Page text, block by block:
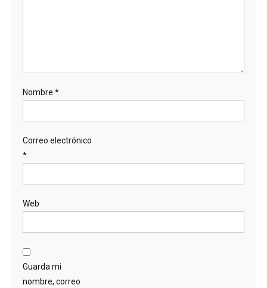
Nombre *
Correo electrónico
*
Web
Guarda mi
nombre, correo